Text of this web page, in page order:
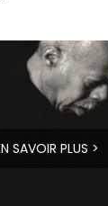
SAVOIR PLUS >